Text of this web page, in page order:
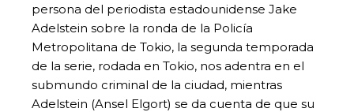
persona del periodista estadounidense Jake
Adelstein sobre la ronda de la Policía
Metropolitana de Tokio, la segunda temporada
de la serie, rodada en Tokio, nos adentra en el
submundo criminal de la ciudad, mientras
Adelstein (Ansel Elgort) se da cuenta de que su